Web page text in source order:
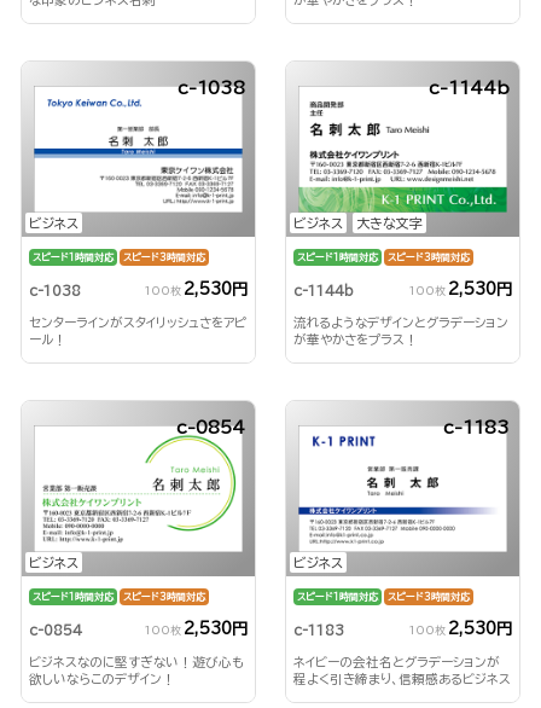
ビジネス
c-1038
スピード1時間対応 スピード3時間対応
c-1038 100枚 2,530円
センターラインがスタイリッシュさをアピ
ール！
ビジネス 大きな文字
c-1144b
スピード1時間対応 スピード3時間対応
c-1144b 100枚 2,530円
流れるようなデザインとグラデーション
が華やかさをプラス！
ビジネス
c-0854
スピード1時間対応 スピード3時間対応
c-0854 100枚 2,530円
ビジネスなのに堅すぎない！遊び心も
欲しいならこのデザイン！
ビジネス
c-1183
スピード1時間対応 スピード3時間対応
c-1183 100枚 2,530円
ネイビーの会社名とグラデーションが
程よく引き締まり、信頼感あるビジネス